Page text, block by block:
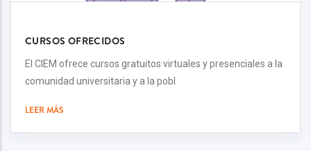
CURSOS OFRECIDOS
El CIEM ofrece cursos gratuitos virtuales y presenciales a la
comunidad universitaria y a la pobl
LEER MÁS